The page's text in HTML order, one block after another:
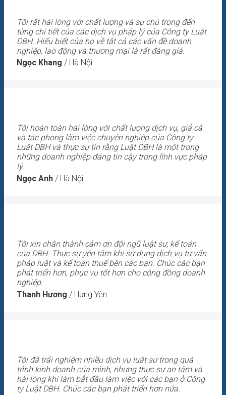
Tôi rất hài lòng với chất lượng và sự chú trọng đến
từng chi tiết của các dịch vụ pháp lý của Công ty Luật
DBH. Hiểu biết của họ về tất cả các vấn đề doanh
nghiệp, lao động và thương mại là rất đáng giá.
Ngọc Khang / Hà Nội
Tôi hoàn toàn hài lòng với chất lượng dịch vụ, giả cả
và tác phong làm việc chuyên nghiệp của Công ty
Luật DBH và thực sự tin rằng Luật DBH là một trong
những doanh nghiệp đáng tin cậy trong lĩnh vực pháp
lý.
Ngọc Anh / Hà Nội
Tôi xin chân thành cảm ơn đội ngũ luật sư, kế toán
của DBH. Thực sự yên tâm khi sử dụng dịch vụ tư vấn
pháp luật và kế toán thuế bên các bạn. Chúc các bạn
phát triển hơn, phục vụ tốt hơn cho cộng đồng doanh
nghiệp.
Thanh Hương / Hưng Yên
Tôi đã trải nghiệm nhiều dịch vụ luật sư trong quá
trình kinh doanh của mình, nhưng thực sự an tâm và
hài lòng khi làm bắt đầu làm việc với các bạn ở Công
ty Luật DBH. Chúc các bạn phát triển hơn nữa.